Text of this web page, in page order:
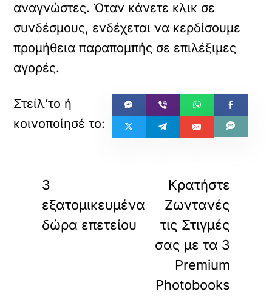
αναγνώστες. Όταν κάνετε κλικ σε
συνδέσμους, ενδέχεται να κερδίσουμε
προμήθεια παραπομπής σε επιλέξιμες
αγορές.
3
εξατομικευμένα
δώρα επετείου
Κρατήστε
Ζωντανές
τις Στιγμές
σας με τα 3
Premium
Photobooks